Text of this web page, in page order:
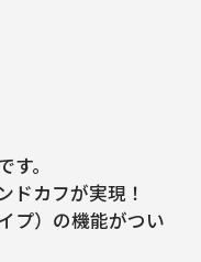
。
ドカフが実現！
プ）の機能がつい